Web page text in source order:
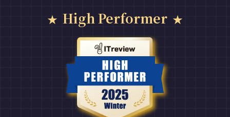
High Performer